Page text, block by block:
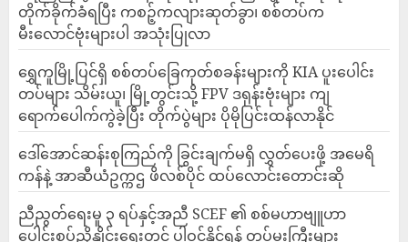
တိုက်ခိုက်ခံရပြီး ကစဉ့်ကလျားဆုတ်ခွာ၊ စစ်တပ်က
မီးလောင်ဗုံးများပါ အသုံးပြုလာ
‎ရွှေကူမြို့ပြင်ရှိ စစ်တပ်ခြေကုတ်စခန်းများကို KIA ပူးပေါင်း
တပ်များ သိမ်းယူ၊ မြို့တွင်းသို့ FPV ဒရုန်းဗုံးများ ကျ
ရောက်ပေါက်ကွဲခဲ့ပြီး တိုက်ပွဲများ ပိုမိုပြင်းထန်လာနိုင်
ဒေါ်အောင်ဆန်းစုကြည်ကို ခြွင်းချက်မရှိ လွှတ်ပေးဖို့ အမေရိ
ကန်နဲ့ အာဆီယံဥက္ကဌ ဖိလစ်ပိုင် ထပ်လောင်းတောင်းဆို
ညီညွတ်ရေးမူ ၃ ရပ်နှင့်အညီ SCEF ၏ စစ်မဟာဗျူဟာ
ပေါင်းစပ်ညှိနှိုင်းရေးတွင် ပါဝင်နိုင်ရန် တပ်မှူးကြီးများ